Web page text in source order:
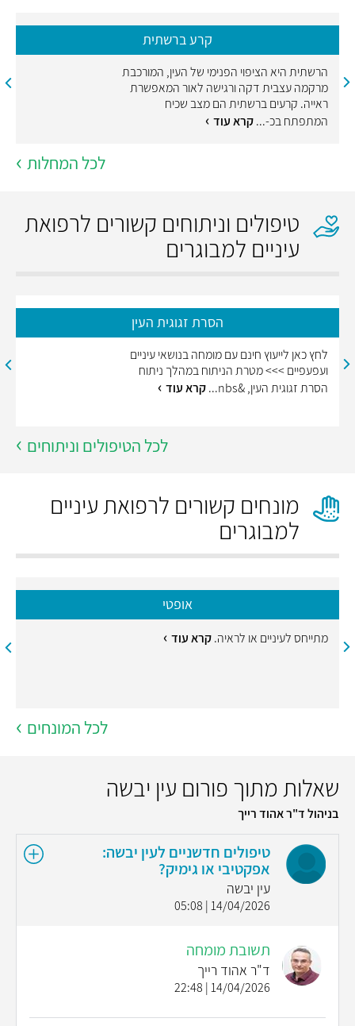
קרע ברשתית
הרשתית היא הציפוי הפנימי של העין, המורכבת
מרקמה עצבית דקה ורגישה לאור המאפשרת
ראייה. קרעים ברשתית הם מצב שכיח
המתפתח בכ-...קרא עוד
לכל המחלות
טיפולים וניתוחים קשורים לרפואת
עיניים למבוגרים
הסרת זגוגית העין
לחץ כאן לייעוץ חינם עם מומחה בנושאי עיניים
ועפעפיים >>> מטרת הניתוח במהלך ניתוח
הסרת זגוגית העין, &nbs...
קרא עוד
לכל הטיפולים וניתוחים
מונחים קשורים לרפואת עיניים
למבוגרים
אופטי
מתייחס לעיניים או לראיה.קרא עוד
לכל המונחים
שאלות מתוך פורום עין יבשה
בניהול ד"ר אהוד רייך
טיפולים חדשניים לעין יבשה:
אפקטיבי או גימיק?
עין יבשה
14/04/2026 | 05:08
תשובת מומחה
ד"ר אהוד רייך
14/04/2026 | 22:48